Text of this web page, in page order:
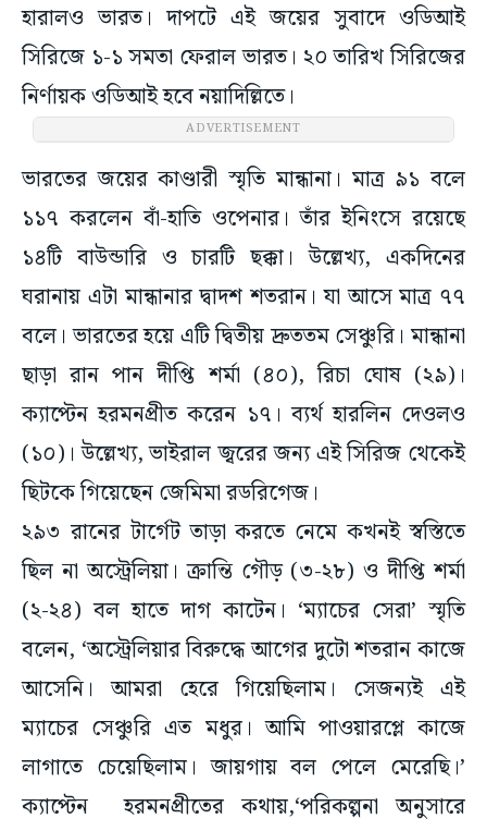
হারালও ভারত। দাপটে এই জয়ের সুবাদে ওডিআই
সিরিজে ১-১ সমতা ফেরাল ভারত। ২০ তারিখ সিরিজের
নির্ণায়ক ওডিআই হবে নয়াদিল্লিতে।
ADVERTISEMENT
ভারতের জয়ের কাণ্ডারী স্মৃতি মান্ধানা। মাত্র ৯১ বলে
১১৭ করলেন বাঁ-হাতি ওপেনার। তাঁর ইনিংসে রয়েছে
১৪টি বাউন্ডারি ও চারটি ছক্কা। উল্লেখ্য, একদিনের
ঘরানায় এটা মান্ধানার দ্বাদশ শতরান। যা আসে মাত্র ৭৭
বলে। ভারতের হয়ে এটি দ্বিতীয় দ্রুততম সেঞ্চুরি। মান্ধানা
ছাড়া রান পান দীপ্তি শর্মা (৪০), রিচা ঘোষ (২৯)।
ক্যাপ্টেন হরমনপ্রীত করেন ১৭। ব্যর্থ হারলিন দেওলও
(১০)। উল্লেখ্য, ভাইরাল জ্বরের জন্য এই সিরিজ থেকেই
ছিটকে গিয়েছেন জেমিমা রডরিগেজ।
২৯৩ রানের টার্গেট তাড়া করতে নেমে কখনই স্বস্তিতে
ছিল না অস্ট্রেলিয়া। ক্রান্তি গৌড় (৩-২৮) ও দীপ্তি শর্মা
(২-২৪) বল হাতে দাগ কাটেন। ‘ম্যাচের সেরা’ স্মৃতি
বলেন, ‘অস্ট্রেলিয়ার বিরুদ্ধে আগের দুটো শতরান কাজে
আসেনি। আমরা হেরে গিয়েছিলাম। সেজন্যই এই
ম্যাচের সেঞ্চুরি এত মধুর। আমি পাওয়ারপ্লে কাজে
লাগাতে চেয়েছিলাম। জায়গায় বল পেলে মেরেছি।’
ক্যাপ্টেন হরমনপ্রীতের কথায়,‘পরিকল্পনা অনুসারে